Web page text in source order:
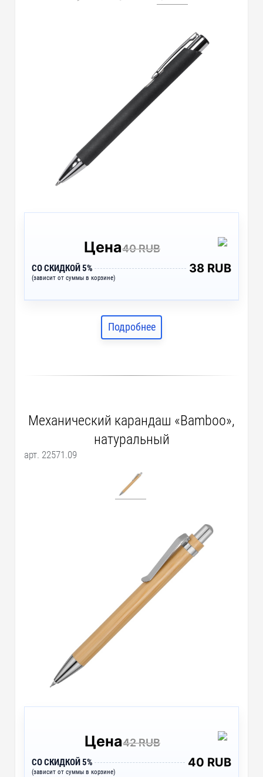
Цена40 RUB
СО СКИДКОЙ 5%
(зависит от суммы в корзине)
38 RUB
Подробнее
Механический карандаш «Bamboo»,
натуральный
арт. 22571.09
Цена42 RUB
СО СКИДКОЙ 5%
(зависит от суммы в корзине)
40 RUB